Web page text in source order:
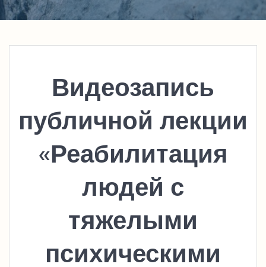
Видеозапись
публичной лекции
«Реабилитация
людей с
тяжелыми
психическими